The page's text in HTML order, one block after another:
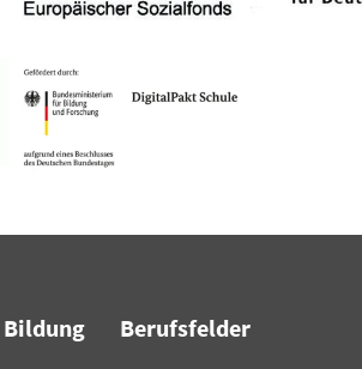
Berufsfelder